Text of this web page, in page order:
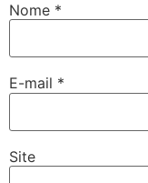
Nome *
E-mail *
Site